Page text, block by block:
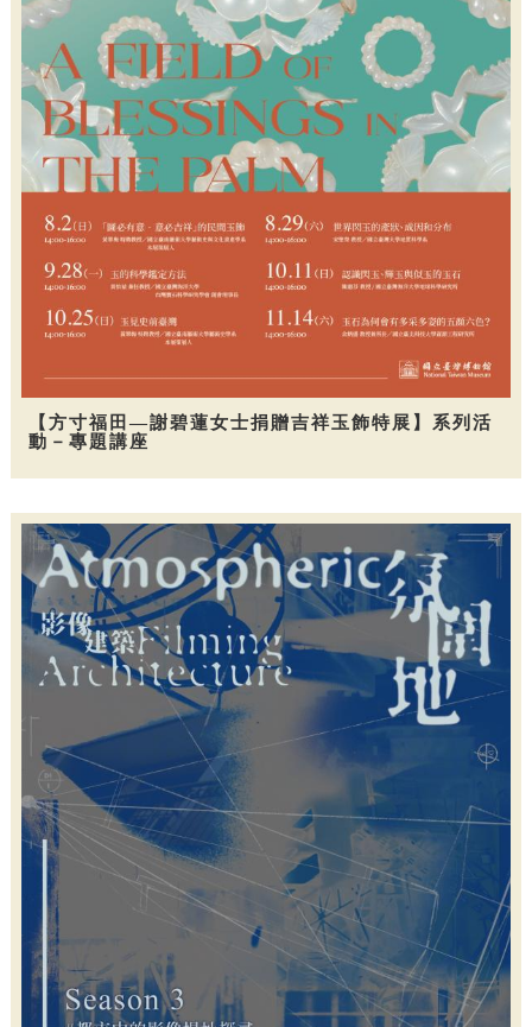
【方寸福田—謝碧蓮女士捐贈吉祥玉飾特展】系列活
動－專題講座